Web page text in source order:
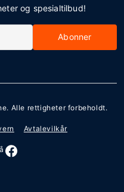
og spesialtilbud!
Abonner
. Alle rettigheter forbeholdt.
Avtalevilkår